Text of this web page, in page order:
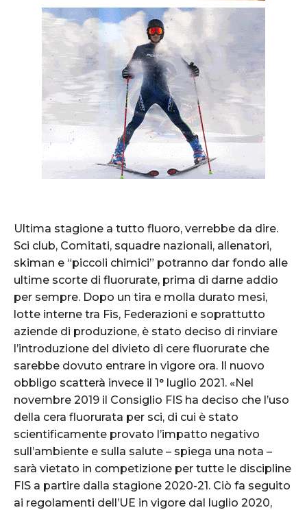
Ultima stagione a tutto fluoro, verrebbe da dire.
Sci club, Comitati, squadre nazionali, allenatori,
skiman e “piccoli chimici” potranno dar fondo alle
ultime scorte di fluorurate, prima di darne addio
per sempre. Dopo un tira e molla durato mesi,
lotte interne tra Fis, Federazioni e soprattutto
aziende di produzione, è stato deciso di rinviare
l’introduzione del divieto di cere fluorurate che
sarebbe dovuto entrare in vigore ora. Il nuovo
obbligo scatterà invece il 1° luglio 2021. «Nel
novembre 2019 il Consiglio FIS ha deciso che l’uso
della cera fluorurata per sci, di cui è stato
scientificamente provato l’impatto negativo
sull’ambiente e sulla salute – spiega una nota –
sarà vietato in competizione per tutte le discipline
FIS a partire dalla stagione 2020-21. Ciò fa seguito
ai regolamenti dell’UE in vigore dal luglio 2020,